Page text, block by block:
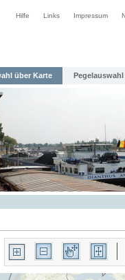
Hilfe Links Impressum
über Karte